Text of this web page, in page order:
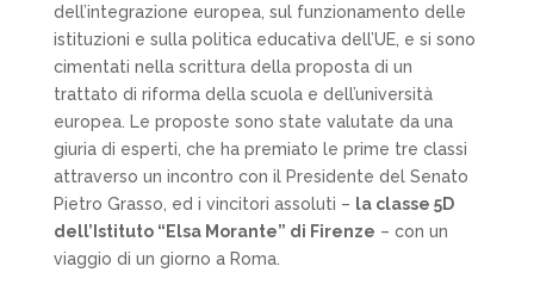
dell’integrazione europea, sul funzionamento delle
istituzioni e sulla politica educativa dell’UE, e si sono
cimentati nella scrittura della proposta di un
trattato di riforma della scuola e dell’università
europea. Le proposte sono state valutate da una
giuria di esperti, che ha premiato le prime tre classi
attraverso un incontro con il Presidente del Senato
Pietro Grasso, ed i vincitori assoluti – la classe 5D
dell’Istituto “Elsa Morante” di Firenze – con un
viaggio di un giorno a Roma.